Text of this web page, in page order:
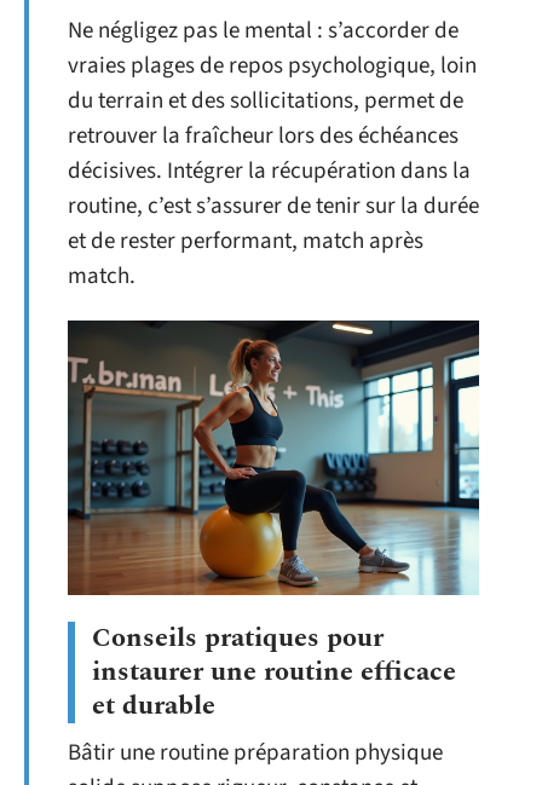
Ne négligez pas le mental : s’accorder de
vraies plages de repos psychologique, loin
du terrain et des sollicitations, permet de
retrouver la fraîcheur lors des échéances
décisives. Intégrer la récupération dans la
routine, c’est s’assurer de tenir sur la durée
et de rester performant, match après
match.
Conseils pratiques pour
instaurer une routine efficace
et durable
Bâtir une routine préparation physique